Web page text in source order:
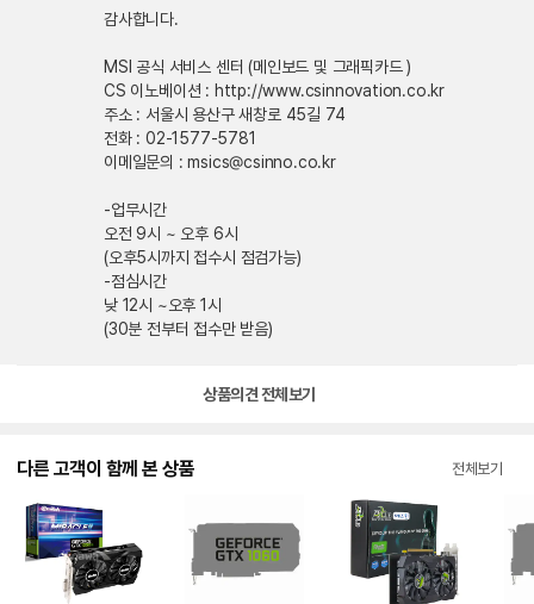
감사합니다.
MSI 공식 서비스 센터 (메인보드 및 그래픽카드 )
CS 이노베이션 : http://www.csinnovation.co.kr
주소 : 서울시 용산구 새창로 45길 74
전화 : 02-1577-5781
이메일문의 : msics@csinno.co.kr
-업무시간
오전 9시 ~ 오후 6시
(오후5시까지 접수시 점검가능)
-점심시간
낮 12시 ~오후 1시
(30분 전부터 접수만 받음)
상품의견 전체보기
다른 고객이 함께 본 상품 전체보기